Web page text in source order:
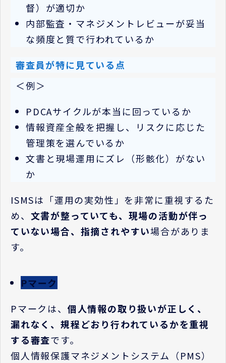
督）が適切か
内部監査・マネジメントレビューが妥当
な頻度と質で行われているか
審査員が特に見ている点
＜例＞
PDCAサイクルが本当に回っているか
情報資産全般を把握し、リスクに応じた
管理策を選んでいるか
文書と現場運用にズレ（形骸化）がない
か
ISMSは「運用の実効性」を非常に重視するた
め、 文書が整っていても、現場の活動が伴っ
ていない場合、指摘されやすい場合がありま
す。
Pマーク
Pマークは、 個人情報の取り扱いが正しく、
漏れなく、規程どおり行われているかを重視
する審査です。
個人情報保護マネジメントシステム（PMS）